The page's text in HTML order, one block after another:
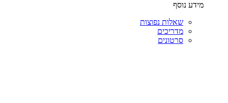
מידע נוסף
שאלות נפוצות
מדריכים
סרטונים